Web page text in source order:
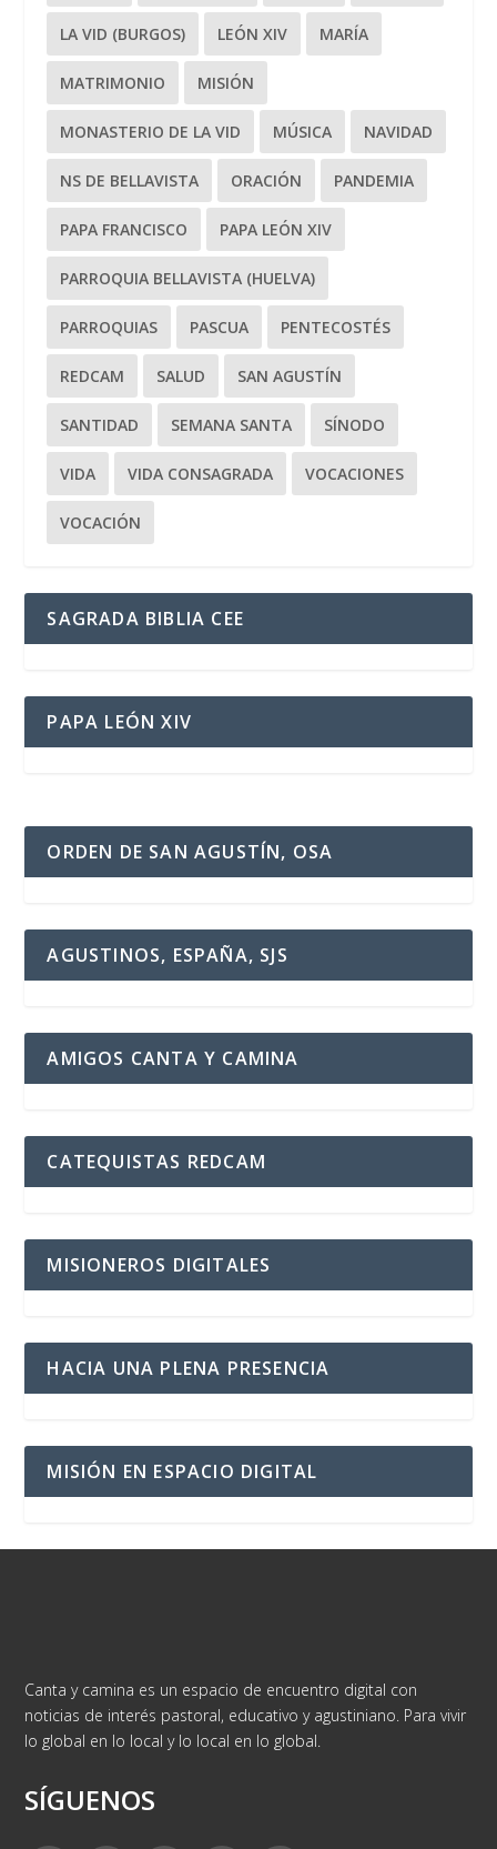
LA VID (BURGOS) LEÓN XIV MARÍA
MATRIMONIO MISIÓN
MONASTERIO DE LA VID MÚSICA NAVIDAD
NS DE BELLAVISTA ORACIÓN PANDEMIA
PAPA FRANCISCO PAPA LEÓN XIV
PARROQUIA BELLAVISTA (HUELVA)
PARROQUIAS PASCUA PENTECOSTÉS
REDCAM SALUD SAN AGUSTÍN
SANTIDAD SEMANA SANTA SÍNODO
VIDA VIDA CONSAGRADA VOCACIONES
VOCACIÓN
SAGRADA BIBLIA CEE
PAPA LEÓN XIV
ORDEN DE SAN AGUSTÍN, OSA
AGUSTINOS, ESPAÑA, SJS
AMIGOS CANTA Y CAMINA
CATEQUISTAS REDCAM
MISIONEROS DIGITALES
HACIA UNA PLENA PRESENCIA
MISIÓN EN ESPACIO DIGITAL
Canta y camina es un espacio de encuentro digital con
noticias de interés pastoral, educativo y agustiniano. Para vivir
lo global en lo local y lo local en lo global.
SÍGUENOS